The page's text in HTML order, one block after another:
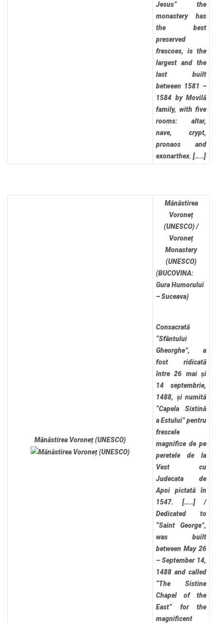
Jesus” the
monastery has
the best
preserved
frescoes, is the
largest and the
last built
between 1581 –
1584 by Movilă
family, with five
rooms: altar,
nave, crypt,
pronaos and
exonarthex. […..]
Mănăstirea Voroneț (UNESCO)
Mănăstirea
Voroneț
(UNESCO) /
Voroneț
Monastery
(UNESCO)
(BUCOVINA:
Gura Humorului
– Suceava)
Consacrată
“Sfântului
Gheorghe”, a
fost ridicată
între 26 mai și
14 septembrie,
1488, și numită
“Capela Sixtină
a Estului” pentru
frescele
magnifice de pe
peretele de la
Vest cu
Judecata de
Apoi pictată în
1547. […..] /
Dedicated to
“Saint George”,
was built
between May 26
– September 14,
1488 and called
“The Sistine
Chapel of the
East” for the
magnificent